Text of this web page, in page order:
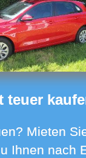
teuer
Ihnen nach